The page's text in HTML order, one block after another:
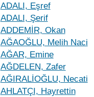
ADALI, Eşref
ADALI, Şerif
ADDEMİR, Okan
AĞAOĞLU, Melih Naci
AĞAR, Emine
AĞDELEN, Zafer
AĞIRALİOĞLU, Necati
AHLATÇI, Hayrettin